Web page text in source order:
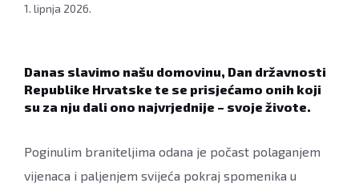
1. lipnja 2026.
Danas slavimo našu domovinu, Dan državnosti
Republike Hrvatske te se prisjećamo onih koji
su za nju dali ono najvrjednije – svoje živote.
Poginulim braniteljima odana je počast polaganjem
vijenaca i paljenjem svijeća pokraj spomenika u